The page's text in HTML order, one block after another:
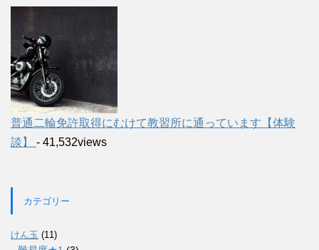
普通二輪免許取得にむけて教習所に通っています【体験
談】 - 41,532views
カテゴリー
けん玉 (11)